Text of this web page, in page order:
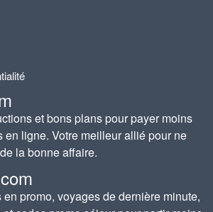
et bons plans pour payer moins
en ligne. Votre meilleur allié pour ne
la bonne affaire.
promo, voyages de dernière minute,